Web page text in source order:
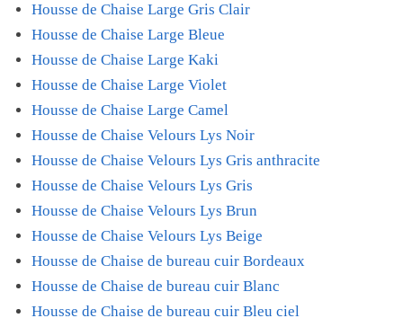
Housse de Chaise Large Gris Clair
Housse de Chaise Large Bleue
Housse de Chaise Large Kaki
Housse de Chaise Large Violet
Housse de Chaise Large Camel
Housse de Chaise Velours Lys Noir
Housse de Chaise Velours Lys Gris anthracite
Housse de Chaise Velours Lys Gris
Housse de Chaise Velours Lys Brun
Housse de Chaise Velours Lys Beige
Housse de Chaise de bureau cuir Bordeaux
Housse de Chaise de bureau cuir Blanc
Housse de Chaise de bureau cuir Bleu ciel